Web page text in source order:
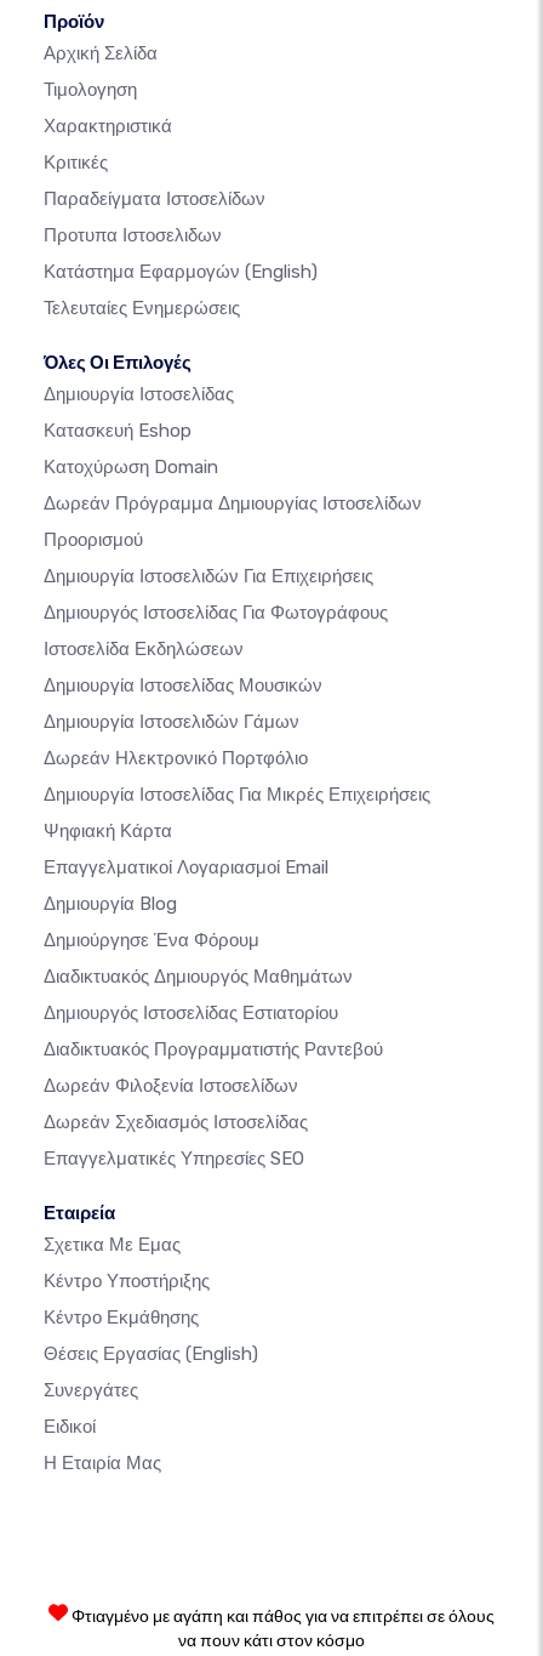
Προϊόν
Αρχική Σελίδα
Τιμολογηση
Χαρακτηριστικά
Κριτικές
Παραδείγματα Ιστοσελίδων
Προτυπα Ιστοσελιδων
Κατάστημα Εφαρμογών (English)
Τελευταίες Ενημερώσεις
Όλες Οι Επιλογές
Δημιουργία Ιστοσελίδας
Κατασκευή Eshop
Κατοχύρωση Domain
Δωρεάν Πρόγραμμα Δημιουργίας Ιστοσελίδων
Προορισμού
Δημιουργία Ιστοσελιδών Για Επιχειρήσεις
Δημιουργός Ιστοσελίδας Για Φωτογράφους
Ιστοσελίδα Εκδηλώσεων
Δημιουργία Ιστοσελίδας Μουσικών
Δημιουργία Ιστοσελιδών Γάμων
Δωρεάν Ηλεκτρονικό Πορτφόλιο
Δημιουργία Ιστοσελίδας Για Μικρές Επιχειρήσεις
Ψηφιακή Κάρτα
Επαγγελματικοί Λογαριασμοί Email
Δημιουργία Blog
Δημιούργησε Ένα Φόρουμ
Διαδικτυακός Δημιουργός Μαθημάτων
Δημιουργός Ιστοσελίδας Εστιατορίου
Διαδικτυακός Προγραμματιστής Ραντεβού
Δωρεάν Φιλοξενία Ιστοσελίδων
Δωρεάν Σχεδιασμός Ιστοσελίδας
Επαγγελματικές Υπηρεσίες SEO
Εταιρεία
Σχετικα Με Εμας
Κέντρο Υποστήριξης
Κέντρο Εκμάθησης
Θέσεις Εργασίας (English)
Συνεργάτες
Ειδικοί
Η Εταιρία Μας
Φτιαγμένο με αγάπη και πάθος για να επιτρέπει σε όλους
να πουν κάτι στον κόσμο